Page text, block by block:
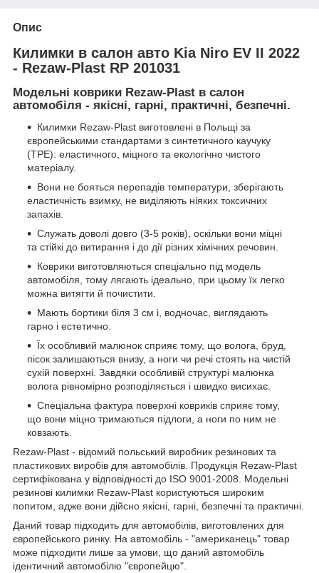
Опис
Килимки в салон авто Kia Niro EV II 2022
- Rezaw-Plast RP 201031
Модельні коврики Rezaw-Plast в салон
автомобіля - якісні, гарні, практичні, безпечні.
Килимки Rezaw-Plast виготовлені в Польщі за
європейськими стандартами з синтетичного каучуку
(ТРЕ): еластичного, міцного та екологічно чистого
матеріалу.
Вони не бояться перепадів температури, зберігають
еластичність взимку, не виділяють ніяких токсичних
запахів.
Служать доволі довго (3-5 років), оскільки вони міцні
та стійкі до витирання і до дії різних хімічних речовин.
Коврики виготовляються спеціально під модель
автомобіля, тому лягають ідеально, при цьому їх легко
можна витягти й почистити.
Мають бортики біля 3 см і, водночас, виглядають
гарно і естетично.
Їх особливий малюнок сприяє тому, що волога, бруд,
пісок залишаються внизу, а ноги чи речі стоять на чистій
сухій поверхні. Завдяки особливій структурі малюнка
волога рівномірно розподіляється і швидко висихає.
Спеціальна фактура поверхні ковриків сприяє тому,
що вони міцно тримаються підлоги, а ноги по ним не
ковзають.
Rezaw-Plast - відомий польський виробник резинових та
пластикових виробів для автомобілів. Продукція Rezaw-Plast
сертифікована у відповідності до ISO 9001-2008. Модельні
резинові килимки Rezaw-Plast користуються широким
попитом, адже вони дійсно якісні, гарні, безпечні та практичні.
Даний товар підходить для автомобілів, виготовлених для
європейського ринку. На автомобіль - "американець" товар
може підходити лише за умови, що даний автомобіль
ідентичний автомобілю "європейцю".